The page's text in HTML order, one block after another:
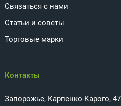
Связаться с нами
Статьи и советы
Торговые марки
Контакты
Запорожье, Карпенко-Карого, 47